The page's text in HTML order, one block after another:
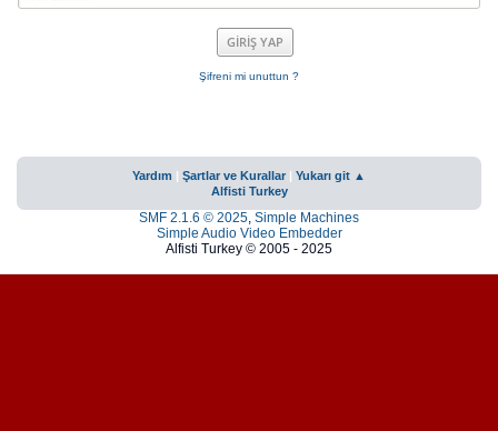
Şifreni mi unuttun ?
Yardım | Şartlar ve Kurallar | Yukarı git ▲
Alfisti Turkey
SMF 2.1.6 © 2025, Simple Machines
Simple Audio Video Embedder
Alfisti Turkey © 2005 - 2025